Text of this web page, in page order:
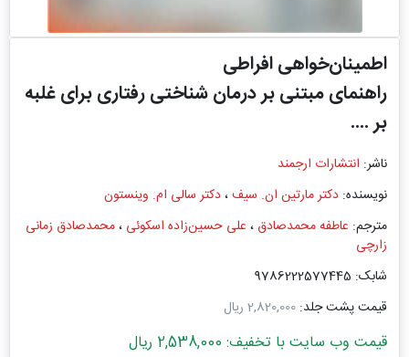
اطمینان‌خواهی افراطی
راهنمای مبتنی بر درمان شناختی رفتاری برای غلبه
بر ....
ناشر: انتشارات ارجمند
نویسنده: دکتر مارتین ان. سیف،دکتر سالی ام. وینستون
مترجم: عاطفه محمد‏صادق ، علی حسین‌زاده اسکوئی ،محمدصادق زمانی
زارچی
شابک: 9786222577445
قیمت پشت جلد: 2,820,000 ریال
قیمت وب سایت با تخفیف: 2,538,000 ریال